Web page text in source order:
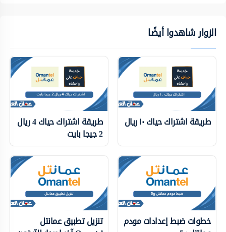
الزوار شاهدوا أيضًا
طريقة اشتراك حياك ١٠ ريال طريقة اشتراك حياك 4 ريال
2 جيجا بايت
خطوات ضبط إعدادات مودم تنزيل تطبيق عمانتل